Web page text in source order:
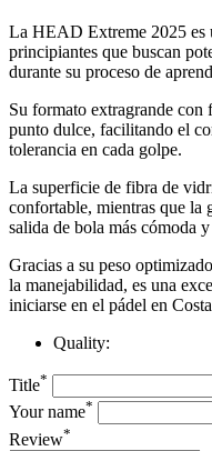
La HEAD Extreme 2025 es
principiantes que buscan
durante su proceso de
Su formato extragrande
punto dulce, facilitando el
tolerancia en cada golpe.
La superficie de fibra de
confortable, mientras que la
salida de bola más cómoda
Gracias a su peso
la manejabilidad, es una
iniciarse en el pádel en
Quality:
Title*
Your name*
Review*